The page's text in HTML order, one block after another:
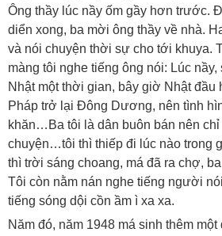
Ông thầy lúc nầy ốm gầy hơn trước.
diển xong, ba mời ông thầy về nhà.
và nói chuyện thời sự cho tới khuya.
màng tôi nghe tiếng ông nói: Lúc nầy,
Nhật một thời gian, bây giờ Nhật đầu
Pháp trở lại Đông Dương, nên tình
khăn…Ba tôi là dân buôn bán nên
chuyện…tôi thì thiếp đi lúc nào trong
thì trời sáng choang, má đã ra chợ,
Tôi còn nằm nán nghe tiếng người
tiếng sóng dội cồn ầm ì xa xa.
Năm đó, năm 1948 má sinh thêm